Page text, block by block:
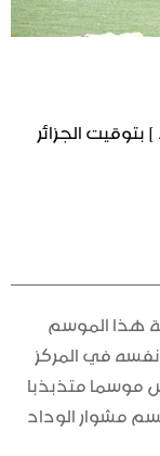
هذا الموسم
في المركز
تعكس موسما متذبذبا
مشوار الوداد